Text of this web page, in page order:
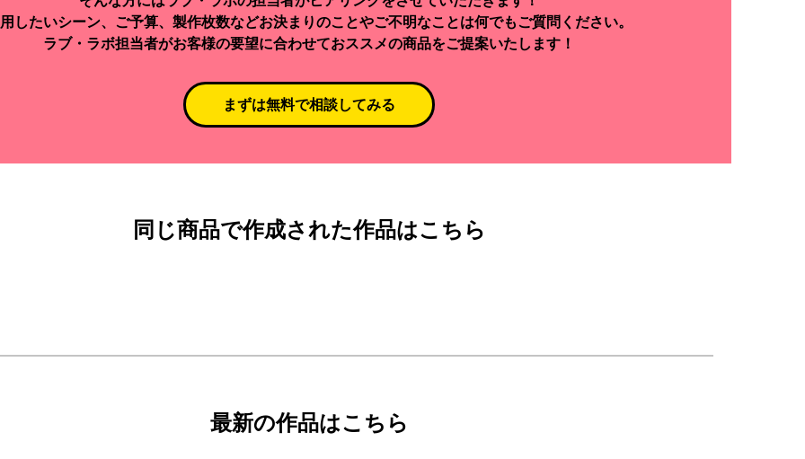
したいシーン、ご予算、製作枚数などお決まりのことやご不明なことは何でもご質問ください。
ラブ・ラボ担当者がお客様の要望に合わせておススメの商品をご提案いたします！
まずは無料で相談してみる
同じ商品で作成された作品はこちら
最新の作品はこちら